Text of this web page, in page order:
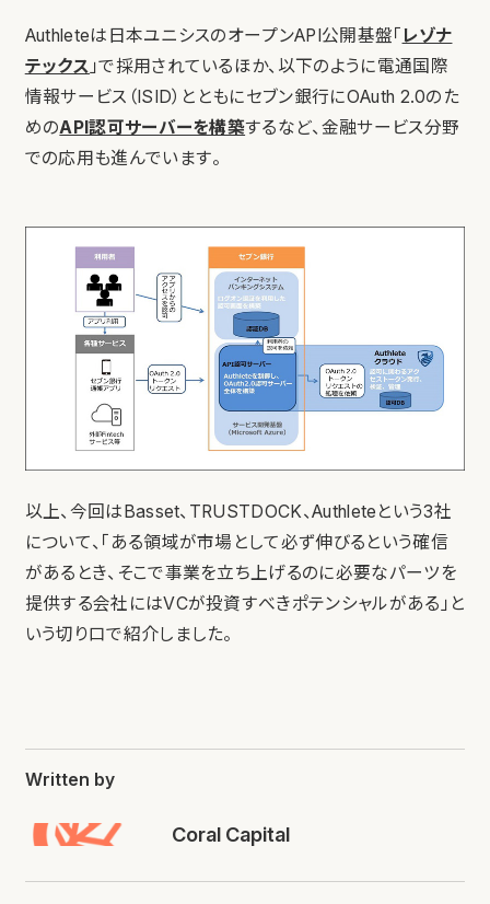
Authleteは日本ユニシスのオープンAPI公開基盤「 レゾナ
テックス 」で採用されているほか、以下のように電通国際
情報サービス（ISID）とともにセブン銀行にOAuth 2.0のた
めのAPI認可サーバーを構築するなど、金融サービス分野
での応用も進んでいます。
以上、今回はBasset、TRUSTDOCK、Authleteという3社
について、「ある領域が市場として必ず伸びるという確信
があるとき、そこで事業を立ち上げるのに必要なパーツを
提供する会社にはVCが投資すべきポテンシャルがある」と
いう切り口で紹介しました。
Written by
Coral Capital